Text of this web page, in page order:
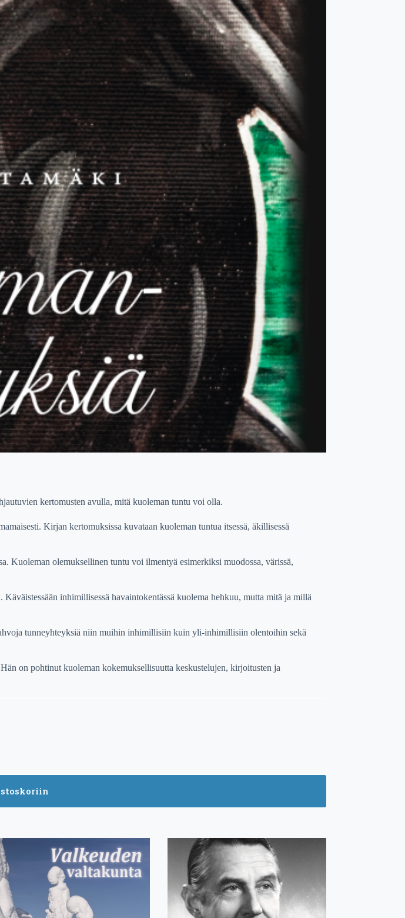
kertomusten avulla, mitä kuoleman tuntu voi olla.
Kirjan kertomuksissa kuvataan kuoleman tuntua itsessä, äkillisessä
Kuoleman olemuksellinen tuntu voi ilmentyä esimerkiksi muodossa, värissä,
inhimillisessä havaintokentässä kuolema hehkuu, mutta mitä ja millä
tunneyhteyksiä niin muihin inhimillisiin kuin yli-inhimillisiin olentoihin sekä
on pohtinut kuoleman kokemuksellisuutta keskustelujen, kirjoitusten ja